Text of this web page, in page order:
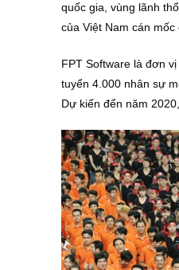
quốc gia, vùng lãnh
của Việt Nam cán mốc
FPT Software là đơn
tuyển 4.000 nhân sự
Dự kiến đến năm